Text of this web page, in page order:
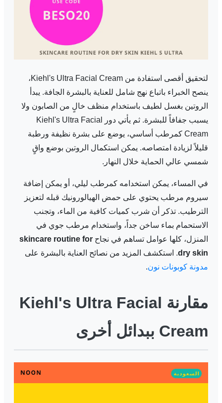
لتحقيق أقصى استفادة من Kiehl's Ultra Facial Cream،
ينصح الخبراء باتباع نهج شامل للعناية بالبشرة الجافة. يبدأ
الروتين بغسل لطيف باستخدام منظف خالٍ من الصابون ولا
يسبب جفافاً للبشرة. ثم يأتي دور Kiehl's Ultra Facial
Cream كمرطب أساسي، يوضع على بشرة نظيفة ورطبة
قليلاً لزيادة امتصاصه. يمكن استكمال الروتين بوضع واقٍ
شمسي عالي الحماية خلال النهار.
في المساء، يمكن استخدامه كمرطب ليلي، أو يمكن إضافة
سيروم مرطب يحتوي على حمض الهيالورونيك قبله لتعزيز
الترطيب. تذكر أن شرب كميات كافية من الماء، وتجنب
الاستحمام بماء ساخن جداً، واستخدام مرطب جوي في
المنزل، كلها عوامل تساهم في نجاح skincare routine for
dry skin. استكشف المزيد من نصائح العناية بالبشرة على
مدونة كوبونات نون.
مقارنة Kiehl's Ultra Facial
Cream ببدائل أخرى